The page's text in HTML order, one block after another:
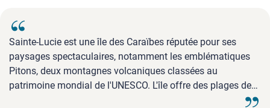
Sainte-Lucie est une île des Caraïbes réputée pour ses
paysages spectaculaires, notamment les emblématiques
Pitons, deux montagnes volcaniques classées au
patrimoine mondial de l'UNESCO. L'île offre des plages de